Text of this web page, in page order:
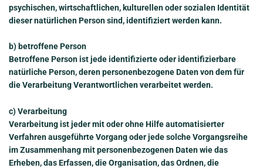
psychischen, wirtschaftlichen, kulturellen oder sozialen Identität
dieser natürlichen Person sind, identifiziert werden kann.
b) betroffene Person
Betroffene Person ist jede identifizierte oder identifizierbare
natürliche Person, deren personenbezogene Daten von dem für
die Verarbeitung Verantwortlichen verarbeitet werden.
c) Verarbeitung
Verarbeitung ist jeder mit oder ohne Hilfe automatisierter
Verfahren ausgeführte Vorgang oder jede solche Vorgangsreihe
im Zusammenhang mit personenbezogenen Daten wie das
Erheben, das Erfassen, die Organisation, das Ordnen, die